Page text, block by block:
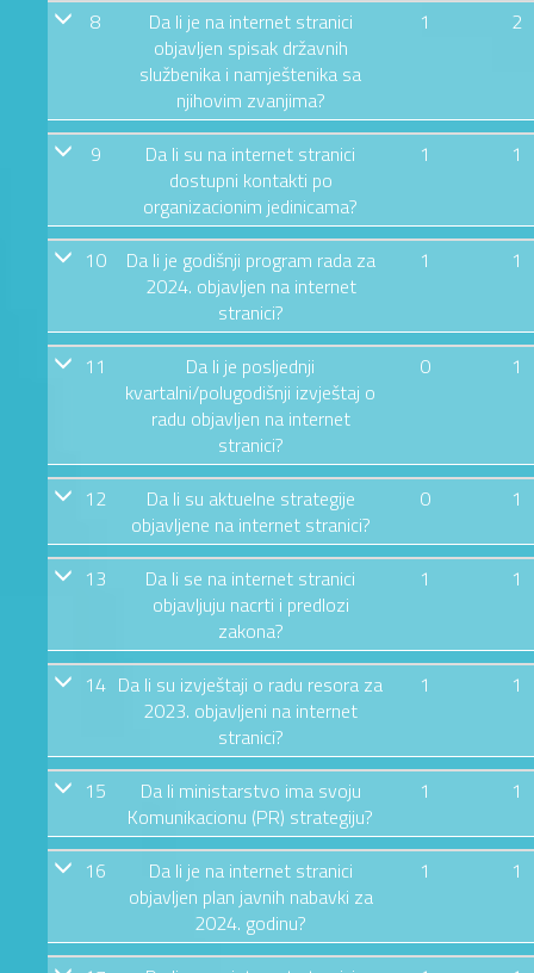
8
Da li je na internet stranici
objavljen spisak državnih
službenika i namještenika sa
njihovim zvanjima?
1 2
9
Da li su na internet stranici
dostupni kontakti po
organizacionim jedinicama?
1 1
10
Da li je godišnji program rada za
2024. objavljen na internet
stranici?
1 1
11
Da li je posljednji
kvartalni/polugodišnji izvještaj o
radu objavljen na internet
stranici?
0 1
12
Da li su aktuelne strategije
objavljene na internet stranici?
0 1
13
Da li se na internet stranici
objavljuju nacrti i predlozi
zakona?
1 1
14 Da li su izvještaji o radu resora za
2023. objavljeni na internet
stranici?
1 1
15
Da li ministarstvo ima svoju
Komunikacionu (PR) strategiju?
1 1
16
Da li je na internet stranici
objavljen plan javnih nabavki za
2024. godinu?
1 1